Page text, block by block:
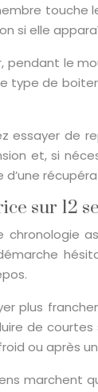
touche
si elle
le
type de
essayer
et, si
sur 12
plus
de
ou après
marchent